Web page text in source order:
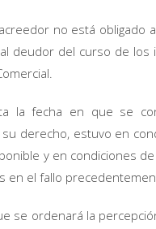
no está obligado
deudor del curso de los
la fecha en que se
derecho, estuvo en
y en condiciones
en el fallo
se ordenará la